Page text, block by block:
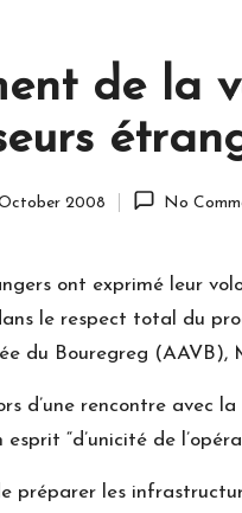
de la
2008 No
ont exprimé leur
le respect total du
du Bouregreg (AAVB),
d’une rencontre avec
esprit “d’unicité de
préparer les